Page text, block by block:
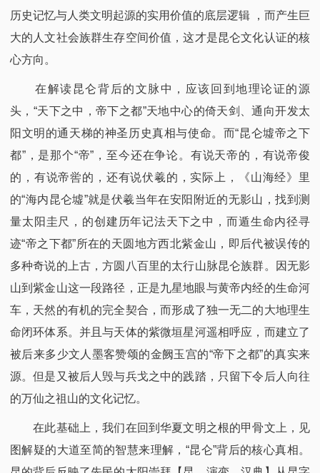
历史记忆与人类文明起源的实用价值的底层逻辑 ，而产生巨
大的人文社会族群生存空间价值，这才是昆仑文化认证的核
心方向。
在解读昆仑背后的文脉中，应该回到地理论证的源
头，“天下之中，帝下之都”天地中心的倚天剑、通向开发太
阳文明的通天梯的神圣历史真相与使命。而“昆仑墟帝之下
都”，是那个“帝”，至今还在争论。有说天帝的，有说帝俊
的，有说帝喾的，还有说伏羲的，实际上，《山海经》里
的“海内昆仑墟”就是伏羲当年在安阳附近的无影山，找到测
量太阳圭尺，的创建历年记法天下之中，而遁生命内径寻
迹“帝之下都”所在的天圆地方西北紫金山，即后代被误传的
多种奇说的上古，方圆八百里的太行山脉昆仑族群。因无影
山到紫金山这一段路径，正是九星地眼与​黄帝内经的生命河
车，天然的有机的完全契合，而形成了独一无二的大地理生
命闭环体系。并且与天体的紫微垣星河遥相呼应，而建立了
被后来多少文人墨客赞颂的金阙玉宫的“帝下之都”的真实来
源。但是又被后人毁与兵戈之中的践踏，只留下令后人向往
的万仙之祖山的文化记忆。
在此基础上，我们在回到华夏文明之根的甲骨文上，见
图解疑的大道至简的智慧来理解，“昆仑”背后的核心真相。